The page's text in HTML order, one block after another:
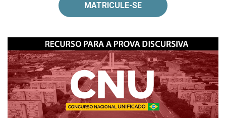
MATRICULE-SE